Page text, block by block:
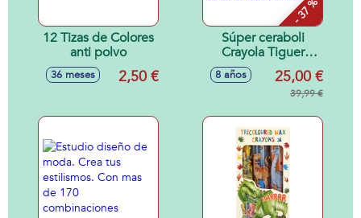
12 Tizas de Colores
anti polvo
36 meses 2,50 €
- 37 %
Súper ceraboli
Crayola Tiguer
¡Derrite la cera y
crea tus dibujos en
8 años 25,00 €
39,99 €